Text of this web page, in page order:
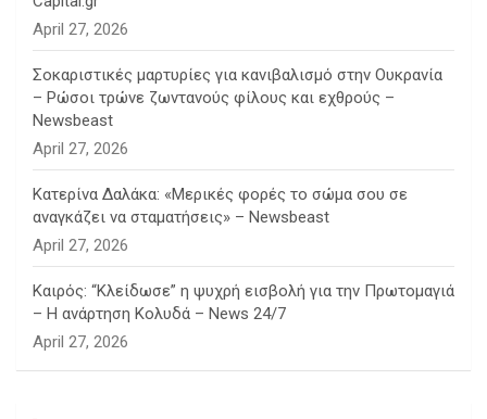
April 27, 2026
Σοκαριστικές μαρτυρίες για κανιβαλισμό στην Ουκρανία
– Ρώσοι τρώνε ζωντανούς φίλους και εχθρούς –
Newsbeast
April 27, 2026
Κατερίνα Δαλάκα: «Μερικές φορές το σώμα σου σε
αναγκάζει να σταματήσεις» – Newsbeast
April 27, 2026
Καιρός: “Κλείδωσε” η ψυχρή εισβολή για την Πρωτομαγιά
– Η ανάρτηση Κολυδά – News 24/7
April 27, 2026